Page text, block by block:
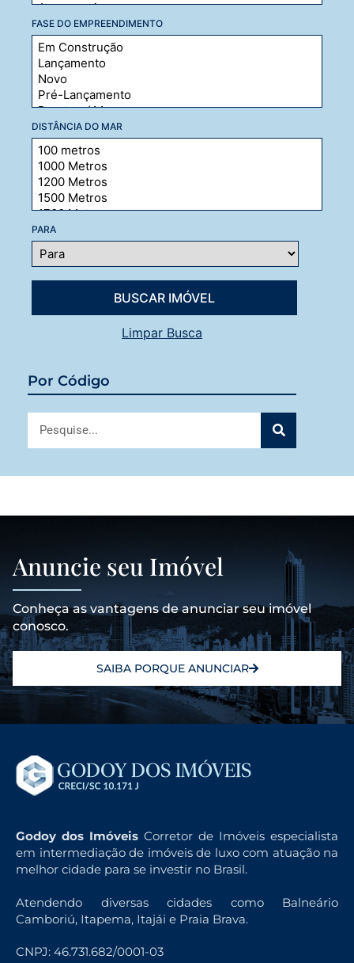
FASE DO EMPREENDIMENTO
DISTÂNCIA DO MAR
PARA
Limpar Busca
Por Código
Anuncie seu Imóvel
Conheça as vantagens de anunciar seu imóvel
conosco.
SAIBA PORQUE ANUNCIAR
Godoy dos Imóveis Corretor de Imóveis especialista
em intermediação de imóveis de luxo com atuação na
melhor cidade para se investir no Brasil.
Atendendo diversas cidades como Balneário
Camboriú, Itapema, Itajái e Praia Brava.
CNPJ: 46.731.682/0001-03